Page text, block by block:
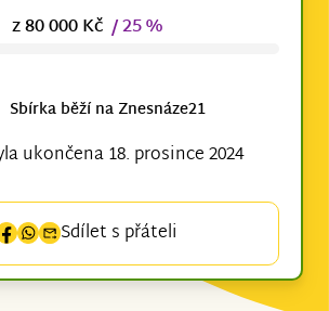
z 80 000 Kč / 25 %
Sbírka běží na Znesnáze21
ukončena 18. prosince 2024
Sdílet s přáteli